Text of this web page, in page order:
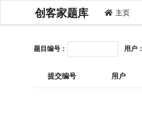
创客家题库 主页
题目编号： 用户：
提交编号 用户